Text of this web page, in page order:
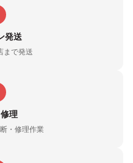
発送
まで発送
理
・修理作業